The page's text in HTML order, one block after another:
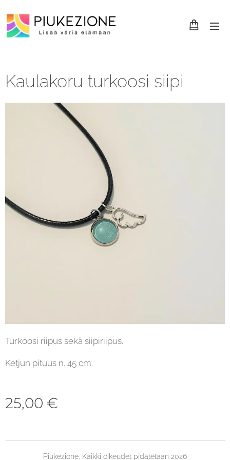
Kaulakoru turkoosi siipi
Turkoosi riipus sekä siipiriipus.
Ketjun pituus n. 45 cm.
25,00 €
Piukezione, Kaikki oikeudet pidätetään 2026